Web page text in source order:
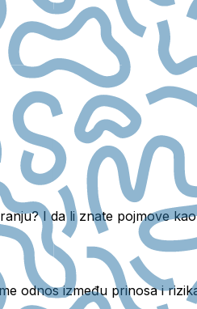
I da li znate pojmove
odnos između prinosa i